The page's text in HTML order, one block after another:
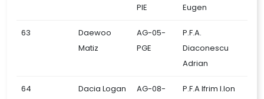
PIE
Eugen
63
Daewoo
Matiz
AG-05-
PGE
P.F.A.
Diaconescu
Adrian
64 Dacia Logan
AG-08-
P.F.A Ifrim I.Ion